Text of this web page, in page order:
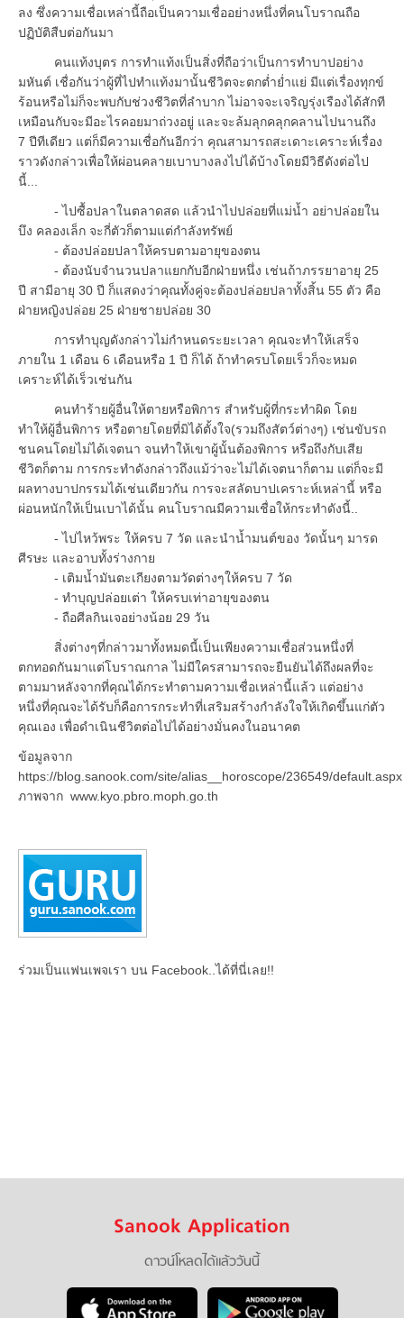
ลง ซึ่งความเชื่อเหล่านี้ถือเป็นความเชื่ออย่างหนึ่งที่คนโบราณถือ
ปฏิบัติสืบต่อกันมา
คนแท้งบุตร การทำแท้งเป็นสิ่งที่ถือว่าเป็นการทำบาปอย่าง
มหันต์ เชื่อกันว่าผู้ที่ไปทำแท้งมานั้นชีวิตจะตกต่ำย่ำแย่ มีแต่เรื่องทุกข์
ร้อนหรือไม่ก็จะพบกับช่วงชีวิตที่ลำบาก ไม่อาจจะเจริญรุ่งเรืองได้สักที
เหมือนกับจะมีอะไรคอยมาถ่วงอยู่ และจะล้มลุกคลุกคลานไปนานถึง
7 ปีทีเดียว แต่ก็มีความเชื่อกันอีกว่า คุณสามารถสะเดาะเคราะห์เรื่อง
ราวดังกล่าวเพื่อให้ผ่อนคลายเบาบางลงไปได้บ้างโดยมีวิธีดังต่อไป
นี้...
- ไปซื้อปลาในตลาดสด แล้วนำไปปล่อยที่แม่น้ำ อย่าปล่อยใน
บึง คลองเล็ก จะกี่ตัวก็ตามแต่กำลังทรัพย์
- ต้องปล่อยปลาให้ครบตามอายุของตน
- ต้องนับจำนวนปลาแยกกับอีกฝ่ายหนึ่ง เช่นถ้าภรรยาอายุ 25
ปี สามีอายุ 30 ปี ก็แสดงว่าคุณทั้งคู่จะต้องปล่อยปลาทั้งสิ้น 55 ตัว คือ
ฝ่ายหญิงปล่อย 25 ฝ่ายชายปล่อย 30
การทำบุญดังกล่าวไม่กำหนดระยะเวลา คุณจะทำให้เสร็จ
ภายใน 1 เดือน 6 เดือนหรือ 1 ปี ก็ได้ ถ้าทำครบโดยเร็วก็จะหมด
เคราะห์ได้เร็วเช่นกัน
คนทำร้ายผู้อื่นให้ตายหรือพิการ สำหรับผู้ที่กระทำผิด โดย
ทำให้ผู้อื่นพิการ หรือตายโดยที่มิได้ตั้งใจ(รวมถึงสัตว์ต่างๆ) เช่นขับรถ
ชนคนโดยไม่ได้เจตนา จนทำให้เขาผู้นั้นต้องพิการ หรือถึงกับเสีย
ชีวิตก็ตาม การกระทำดังกล่าวถึงแม้ว่าจะไม่ได้เจตนาก็ตาม แต่ก็จะมี
ผลทางบาปกรรมได้เช่นเดียวกัน การจะสลัดบาปเคราะห์เหล่านี้ หรือ
ผ่อนหนักให้เป็นเบาได้นั้น คนโบราณมีความเชื่อให้กระทำดังนี้..
- ไปไหว้พระ ให้ครบ 7 วัด และนำน้ำมนต์ของ วัดนั้นๆ มารด
ศีรษะ และอาบทั้งร่างกาย
- เติมน้ำมันตะเกียงตามวัดต่างๆให้ครบ 7 วัด
- ทำบุญปล่อยเต่า ให้ครบเท่าอายุของตน
- ถือศีลกินเจอย่างน้อย 29 วัน
สิ่งต่างๆที่กล่าวมาทั้งหมดนี้เป็นเพียงความเชื่อส่วนหนึ่งที่
ตกทอดกันมาแต่โบราณกาล ไม่มีใครสามารถจะยืนยันได้ถึงผลที่จะ
ตามมาหลังจากที่คุณได้กระทำตามความเชื่อเหล่านี้แล้ว แต่อย่าง
หนึ่งที่คุณจะได้รับก็คือการกระทำที่เสริมสร้างกำลังใจให้เกิดขึ้นแก่ตัว
คุณเอง เพื่อดำเนินชีวิตต่อไปได้อย่างมั่นคงในอนาคต
ข้อมูลจาก
https://blog.sanook.com/site/alias__horoscope/236549/default.aspx
ภาพจาก www.kyo.pbro.moph.go.th
ร่วมเป็นแฟนเพจเรา บน Facebook..ได้ที่นี่เลย!!
Sanook Application
ดาวน์โหลดได้แล้ววันนี้